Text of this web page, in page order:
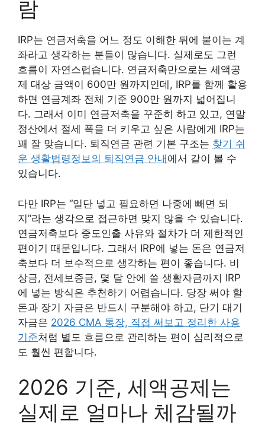
람
IRP는 연금저축을 어느 정도 이해한 뒤에 붙이는 계
좌라고 생각하는 분들이 많습니다. 실제로도 그런
흐름이 자연스럽습니다. 연금저축만으로는 세액공
제 대상 금액이 600만 원까지인데, IRP를 함께 활용
하면 연금계좌 전체 기준 900만 원까지 넓어집니
다. 그래서 이미 연금저축을 꾸준히 하고 있고, 연말
정산에서 절세 폭을 더 키우고 싶은 사람에게 IRP는
꽤 잘 맞습니다. 퇴직연금 관련 기본 구조는 찾기 쉬
운 생활법령정보의 퇴직연금 안내 에서 같이 볼 수
있습니다.
다만 IRP는 “일단 넣고 필요하면 나중에 빼면 되
지”라는 생각으로 접근하면 맞지 않을 수 있습니다.
연금저축보다 중도인출 사유와 절차가 더 제한적인
편이기 때문입니다. 그래서 IRP에 넣는 돈은 연금저
축보다 더 보수적으로 생각하는 편이 좋습니다. 비
상금, 전세보증금, 몇 달 안에 쓸 생활자금까지 IRP
에 넣는 방식은 추천하기 어렵습니다. 당장 써야 할
돈과 장기 자금은 반드시 구분해야 하고, 단기 대기
자금은 2026 CMA 통장, 직접 써보고 정리한 사용
기준처럼 별도 흐름으로 관리하는 편이 심리적으로
도 훨씬 편합니다.
2026 기준, 세액공제는
실제로 얼마나 체감될까